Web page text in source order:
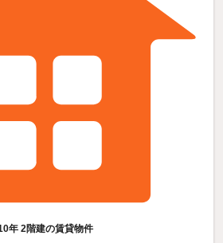
年 2階建の賃貸物件